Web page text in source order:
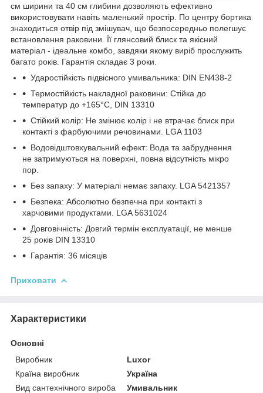
см ширини та 40 см глибини дозволяють ефективно
використовувати навіть маленький простір. По центру бортика
знаходиться отвір під змішувач, що безпосередньо полегшує
встановлення раковини. Її глянсовий блиск та якісний
матеріал - ідеальне комбо, завдяки якому виріб прослужить
багато років. Гарантія складає 3 роки.
Ударостійкість підвісного умивальника: DIN EN438-2
Термостійкість накладної раковини: Стійка до
температур до +165°C, DIN 13310
Стійкий колір: Не змінює колір і не втрачає блиск при
контакті з фарбуючими речовинами. LGA 1103
Водовідштовхувальний ефект: Вода та забруднення
не затримуються на поверхні, повна відсутність мікро
пор.
Без запаху: У матеріалі немає запаху. LGA 5421357
Безпека: Абсолютно безпечна при контакті з
харчовими продуктами. LGA 5631024
Довговічність: Довгий термін експлуатації, не менше
25 років DIN 13310
Гарантія: 36 місяців
Приховати
Характеристики
Основні
Виробник
Luxor
Країна виробник
Україна
Вид сантехнічного вироба
Умивальник